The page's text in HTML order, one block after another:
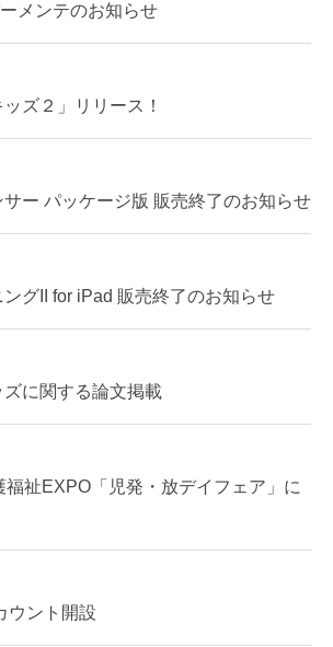
メンテのお知らせ
ズ２」リリース！
ー パッケージ版 販売終了のお知らせ
グII for iPad 販売終了のお知らせ
に関する論文掲載
福祉EXPO「児発・放デイフェア」に
ウント開設